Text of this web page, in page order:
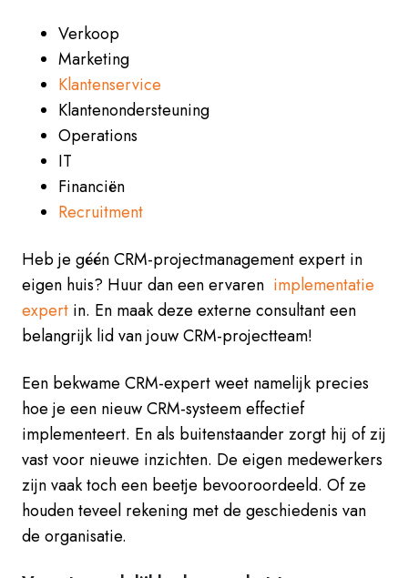
Verkoop
Marketing
Klantenservice
Klantenondersteuning
Operations
IT
Financiën
Recruitment
Heb je géén CRM-projectmanagement expert in
eigen huis? Huur dan een ervaren implementatie
expert in. En maak deze externe consultant een
belangrijk lid van jouw CRM-projectteam!
Een bekwame CRM-expert weet namelijk precies
hoe je een nieuw CRM-systeem effectief
implementeert. En als buitenstaander zorgt hij of zij
vast voor nieuwe inzichten. De eigen medewerkers
zijn vaak toch een beetje bevooroordeeld. Of ze
houden teveel rekening met de geschiedenis van
de organisatie.